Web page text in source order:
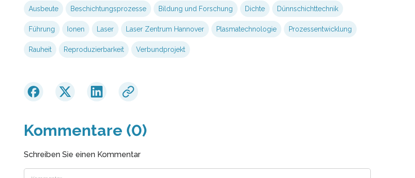
Ausbeute Beschichtungsprozesse Bildung und Forschung Dichte Dünnschichttechnik
Führung Ionen Laser Laser Zentrum Hannover Plasmatechnologie Prozessentwicklung
Rauheit Reproduzierbarkeit Verbundprojekt
Kommentare (0)
Schreiben Sie einen Kommentar